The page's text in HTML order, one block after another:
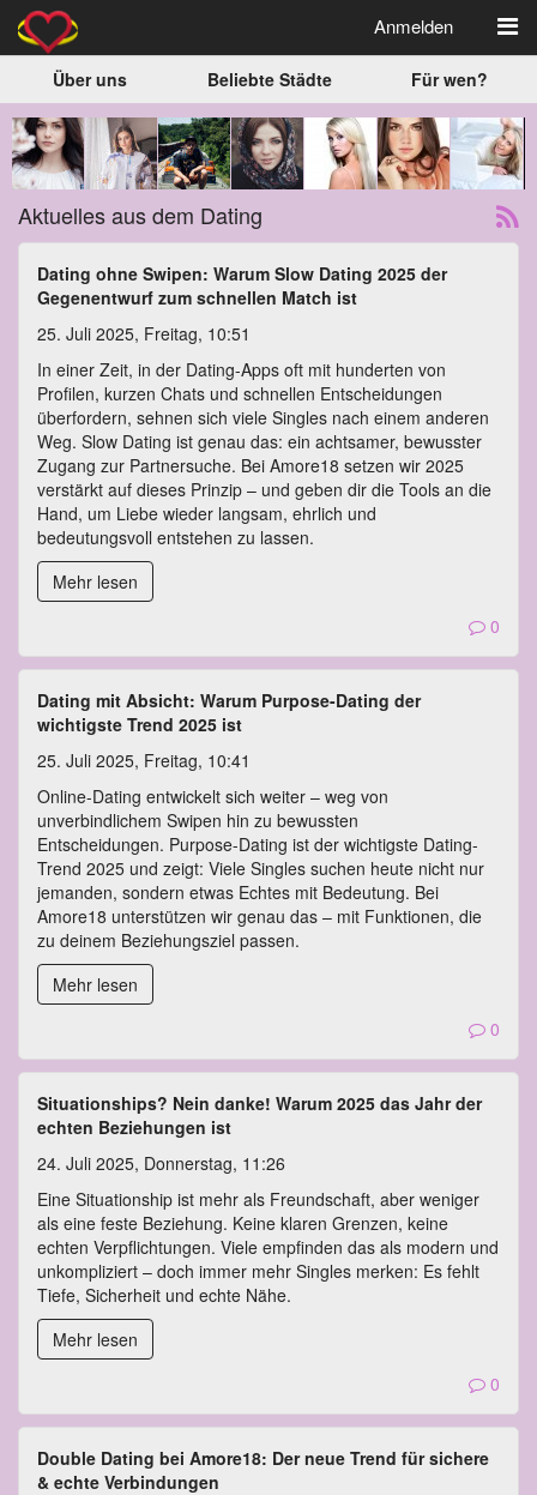
Anmelden
Über uns Beliebte Städte Für wen?
Aktuelles aus dem Dating
Dating ohne Swipen: Warum Slow Dating 2025 der
Gegenentwurf zum schnellen Match ist
25. Juli 2025, Freitag, 10:51
In einer Zeit, in der Dating-Apps oft mit hunderten von
Profilen, kurzen Chats und schnellen Entscheidungen
überfordern, sehnen sich viele Singles nach einem anderen
Weg. Slow Dating ist genau das: ein achtsamer, bewusster
Zugang zur Partnersuche. Bei Amore18 setzen wir 2025
verstärkt auf dieses Prinzip – und geben dir die Tools an die
Hand, um Liebe wieder langsam, ehrlich und
bedeutungsvoll entstehen zu lassen.
Mehr lesen
0
Dating mit Absicht: Warum Purpose-Dating der
wichtigste Trend 2025 ist
25. Juli 2025, Freitag, 10:41
Online-Dating entwickelt sich weiter – weg von
unverbindlichem Swipen hin zu bewussten
Entscheidungen. Purpose-Dating ist der wichtigste Dating-
Trend 2025 und zeigt: Viele Singles suchen heute nicht nur
jemanden, sondern etwas Echtes mit Bedeutung. Bei
Amore18 unterstützen wir genau das – mit Funktionen, die
zu deinem Beziehungsziel passen.
Mehr lesen
0
Situationships? Nein danke! Warum 2025 das Jahr der
echten Beziehungen ist
24. Juli 2025, Donnerstag, 11:26
Eine Situationship ist mehr als Freundschaft, aber weniger
als eine feste Beziehung. Keine klaren Grenzen, keine
echten Verpflichtungen. Viele empfinden das als modern und
unkompliziert – doch immer mehr Singles merken: Es fehlt
Tiefe, Sicherheit und echte Nähe.
Mehr lesen
0
Double Dating bei Amore18: Der neue Trend für sichere
& echte Verbindungen